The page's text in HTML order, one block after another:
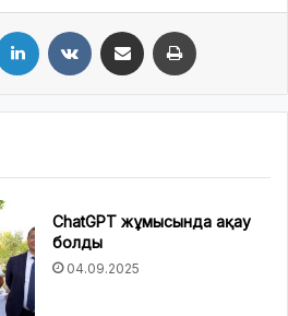
ChatGPT жұмысында ақау
болды
04.09.2025